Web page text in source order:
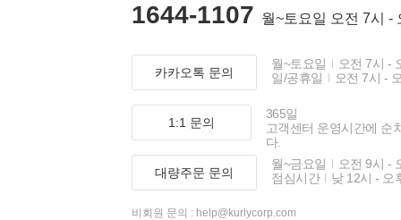
1644-1107 월~토요일 오전 7시 -
카카오톡 문의
월~토요일
오전 7시 -
일/공휴일
오전 7시 -
1:1 문의
365일
고객센터 운영시간에 순
다.
대량주문 문의
월~금요일
오전 9시 -
점심시간
낮 12시 - 오
비회원 문의 : help@kurlycorp.com